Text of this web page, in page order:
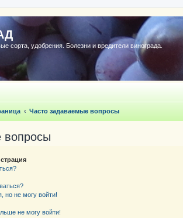
сорта, удобрения. Болезни и вредители винограда.
Часто задаваемые вопросы
вопросы
но не могу войти!
не могу войти!